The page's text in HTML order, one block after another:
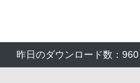
昨日のダウンロード数：960